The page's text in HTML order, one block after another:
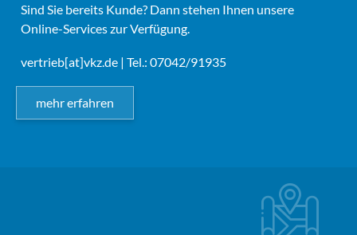
Sind Sie bereits Kunde? Dann stehen Ihnen unsere
Online-Services zur Verfügung.
vertrieb[at]vkz.de | Tel.: 07042/91935
mehr erfahren